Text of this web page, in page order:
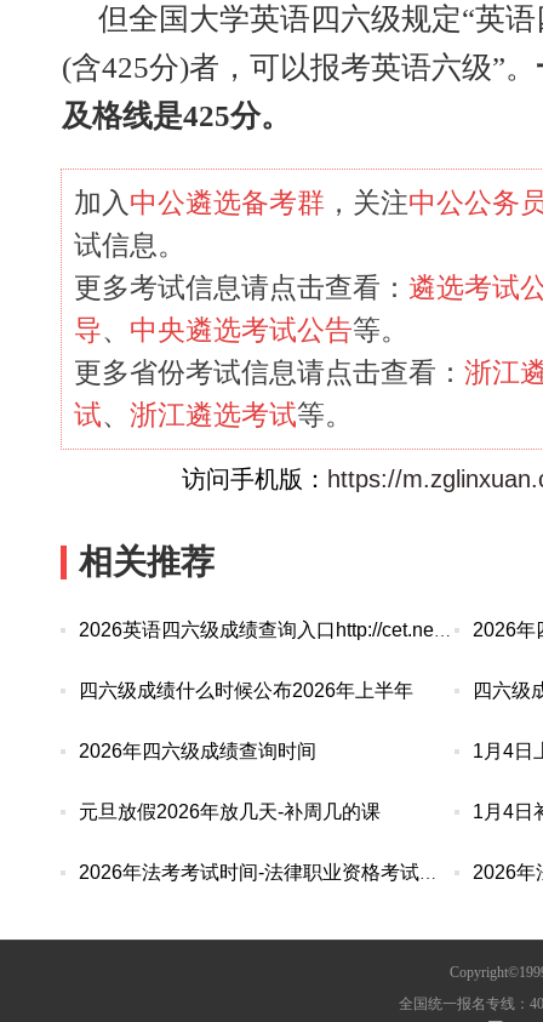
但全国大学英语四六级规定“英
(含425分)者，可以报考英语六级”。
及格线是425分。
加入 中公遴选备考群 ，关注中公公务
试信息。
更多考试信息请点击查看： 遴选考试
导、 中央遴选考试公告等。
更多省份考试信息请点击查看： 浙江
试、 浙江遴选考试等。
访问手机版： https://
相关推荐
2026英语四六级成绩查询入口http://cet.neea.edu.cn/cet 2026年
四六级成绩什么时候公布2026年上半年 四六级
2026年四六级成绩查询时间 1月4日
元旦放假2026年放几天-补周几的课 1月4日
2026年法考考试时间-法律职业资格考试报名条件 2026年
全国统一报名专线：